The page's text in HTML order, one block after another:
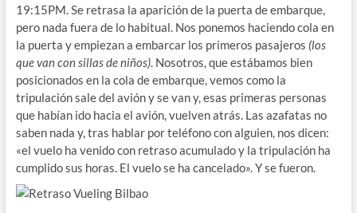
19:15PM. Se retrasa la aparición de la puerta de embarque,
pero nada fuera de lo habitual. Nos ponemos haciendo cola en
la puerta y empiezan a embarcar los primeros pasajeros (los
que van con sillas de niños). Nosotros, que estábamos bien
posicionados en la cola de embarque, vemos como la
tripulación sale del avión y se van y, esas primeras personas
que habían ido hacia el avión, vuelven atrás. Las azafatas no
saben nada y, tras hablar por teléfono con alguien, nos dicen:
«el vuelo ha venido con retraso acumulado y la tripulación ha
cumplido sus horas. El vuelo se ha cancelado». Y se fueron.